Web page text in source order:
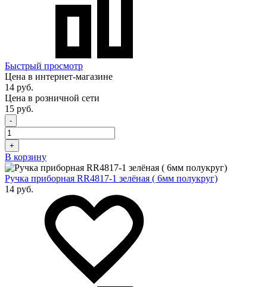
Быстрый просмотр
Цена в интернет-магазине
14 руб.
Цена в розничной сети
15 руб.
-
+
В корзину
Ручка приборная RR4817-1 зелёная ( 6мм полукруг)
14 руб.